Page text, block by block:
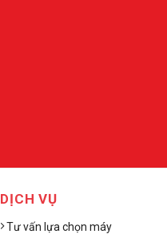
DỊCH VỤ
Tư vấn lựa chọn máy